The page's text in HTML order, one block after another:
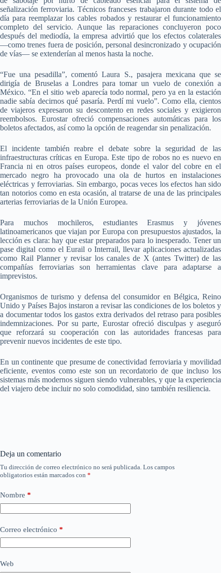
señalización ferroviaria. Técnicos franceses trabajaron durante todo el
día para reemplazar los cables robados y restaurar el funcionamiento
completo del servicio. Aunque las reparaciones concluyeron poco
después del mediodía, la empresa advirtió que los efectos colaterales
—como trenes fuera de posición, personal desincronizado y ocupación
de vías— se extenderían al menos hasta la noche.
“Fue una pesadilla”, comentó Laura S., pasajera mexicana que se
dirigía de Bruselas a Londres para tomar un vuelo de conexión a
México. “En el sitio web aparecía todo normal, pero ya en la estación
nadie sabía decirnos qué pasaría. Perdí mi vuelo”. Como ella, cientos
de viajeros expresaron su descontento en redes sociales y exigieron
reembolsos. Eurostar ofreció compensaciones automáticas para los
boletos afectados, así como la opción de reagendar sin penalización.
El incidente también reabre el debate sobre la seguridad de las
infraestructuras críticas en Europa. Este tipo de robos no es nuevo en
Francia ni en otros países europeos, donde el valor del cobre en el
mercado negro ha provocado una ola de hurtos en instalaciones
eléctricas y ferroviarias. Sin embargo, pocas veces los efectos han sido
tan notorios como en esta ocasión, al tratarse de una de las principales
arterias ferroviarias de la Unión Europea.
Para muchos mochileros, estudiantes Erasmus y jóvenes
latinoamericanos que viajan por Europa con presupuestos ajustados, la
lección es clara: hay que estar preparados para lo inesperado. Tener un
pase digital como el Eurail o Interrail, llevar aplicaciones actualizadas
como Rail Planner y revisar los canales de X (antes Twitter) de las
compañías ferroviarias son herramientas clave para adaptarse a
imprevistos.
Organismos de turismo y defensa del consumidor en Bélgica, Reino
Unido y Países Bajos instaron a revisar las condiciones de los boletos y
a documentar todos los gastos extra derivados del retraso para posibles
indemnizaciones. Por su parte, Eurostar ofreció disculpas y aseguró
que reforzará su cooperación con las autoridades francesas para
prevenir nuevos incidentes de este tipo.
En un continente que presume de conectividad ferroviaria y movilidad
eficiente, eventos como este son un recordatorio de que incluso los
sistemas más modernos siguen siendo vulnerables, y que la experiencia
del viajero debe incluir no solo comodidad, sino también resiliencia.
Deja un comentario
Tu dirección de correo electrónico no será publicada. Los campos
obligatorios están marcados con *
Nombre *
Correo electrónico *
Web